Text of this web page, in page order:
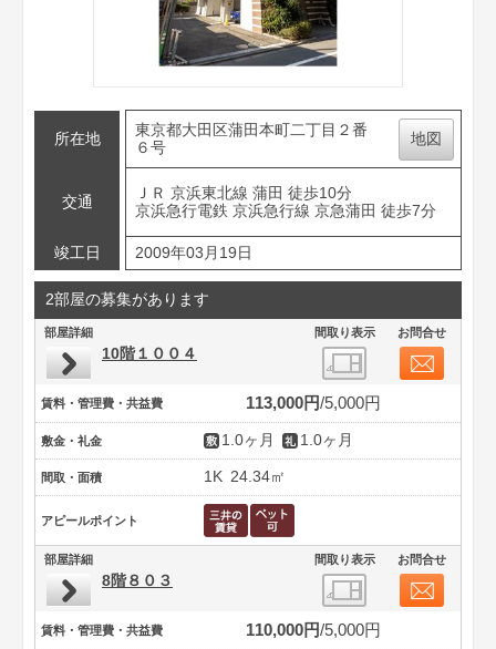
所在地
東京都大田区蒲田本町二丁目２番
６号
地図
交通
ＪＲ 京浜東北線 蒲田 徒歩10分
京浜急行電鉄 京浜急行線 京急蒲田 徒歩7分
竣工日 2009年03月19日
2部屋の募集があります
部屋詳細 間取り表示 お問合せ
10階１００４
賃料・管理費・共益費 113,000円 5,000円
敷金・礼金 1.0ヶ月 1.0ヶ月
間取・面積 1K 24.34㎡
アピールポイント
部屋詳細 間取り表示 お問合せ
8階８０３
賃料・管理費・共益費 110,000円 5,000円